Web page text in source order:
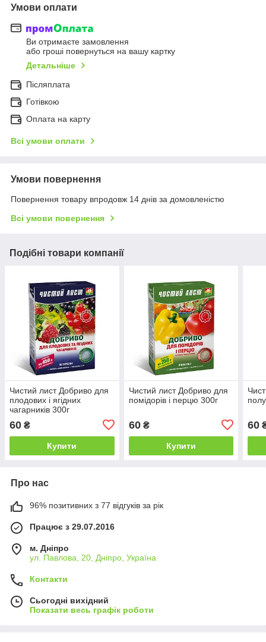
Умови оплати
Ви отримаєте замовлення
або гроші повернуться на вашу картку
Детальніше
Післяплата
Готівкою
Оплата на карту
Всі умови оплати
Умови повернення
Повернення товару впродовж 14 днів за домовленістю
Всі умови повернення
Подібні товари компанії
Чистий лист Добриво для
плодових і ягідних
чагарників 300г
60 ₴
Купити
Чистий лист Добриво для
помідорів і перцю 300г
60₴
Купити
60
Про нас
96% позитивних з 77 відгуків за рік
Працює з 29.07.2016
м. Дніпро
ул. Павлова, 20, Дніпро, Україна
Контакти
Сьогодні вихідний
Показати весь графік роботи